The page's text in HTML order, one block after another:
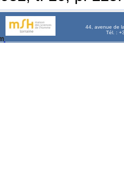
44, avenue de
Tél. :